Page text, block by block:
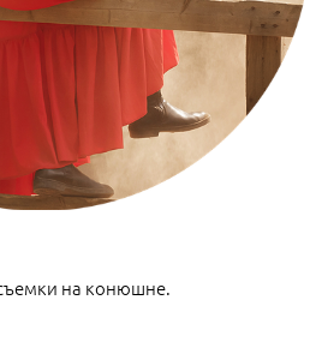
на конюшне.